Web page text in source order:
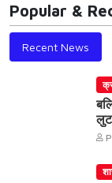
Popular &
Recent News